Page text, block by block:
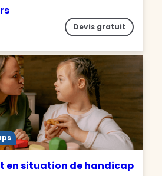
Devis gratuit
en situation de handicap